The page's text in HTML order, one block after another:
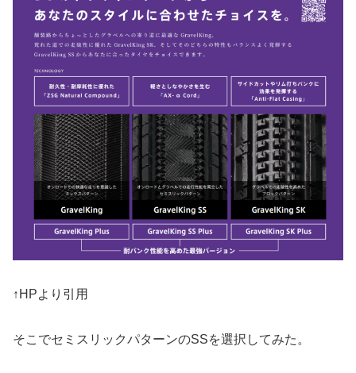
↑HPより引用
そこでセミスリックパターンのSSを選択してみた。